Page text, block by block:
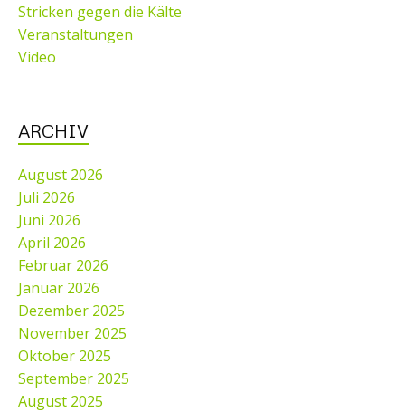
Stricken gegen die Kälte
Veranstaltungen
Video
ARCHIV
August 2026
Juli 2026
Juni 2026
April 2026
Februar 2026
Januar 2026
Dezember 2025
November 2025
Oktober 2025
September 2025
August 2025